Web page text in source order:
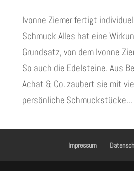
Ivonne Ziemer fertigt
Schmuck Alles hat eine
Grundsatz, von dem Ivonne
So auch die Edelsteine. Aus
Achat & Co. zaubert sie mit
persönliche Schmuckstücke...
Impressum